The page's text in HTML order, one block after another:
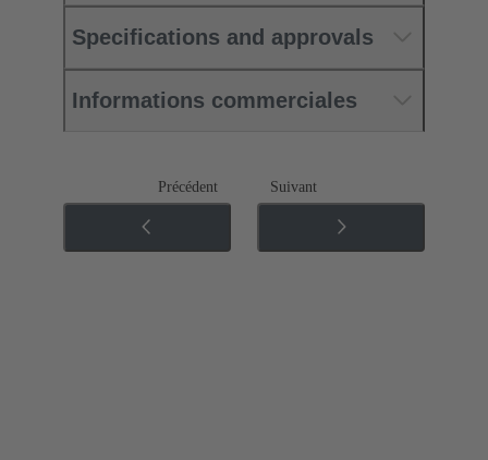
Specifications and approvals
Informations commerciales
Précédent Suivant